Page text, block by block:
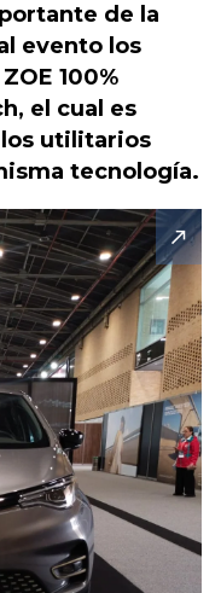
de la
evento los
100%
el cual es
utilitarios
tecnología.